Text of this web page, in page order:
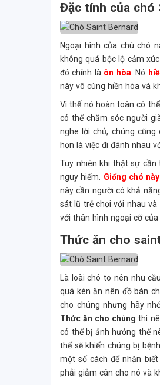
Đặc tính của chó
Ngoại hình của chú chó
không quá bộc lộ cảm
đó chính là ôn hòa . Nó
này vô cùng hiền hòa và
Vì thế nó hoàn toàn có
có thể chăm sóc người
nghe lời chủ, chúng
hơn là việc đi đánh nhau
Tuy nhiên khi thật sự cần
nguy hiểm.
Giống chó
này cần người có khả
sát lũ trẻ chơi với nhau
với thân hình ngoại cỡ
Thức ăn cho
Là loài chó to nên nhu cầu
quá kén ăn nên đồ bán
cho chúng nhưng hãy
Thức ăn cho chúng thì
có thể bị ảnh hưởng thế
thế sẽ khiến chúng bị
một số cách để nhận
phải giảm cân cho nó và